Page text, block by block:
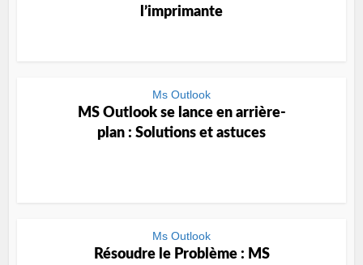
l’imprimante
Ms Outlook
MS Outlook se lance en arrière-
plan : Solutions et astuces
Ms Outlook
Résoudre le Problème : MS